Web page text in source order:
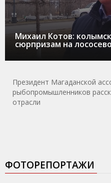
Михаил Котов:
сюрпризам на
Президент Магаданской
рыбопромышленников
отрасли
ФОТОРЕПОРТАЖИ